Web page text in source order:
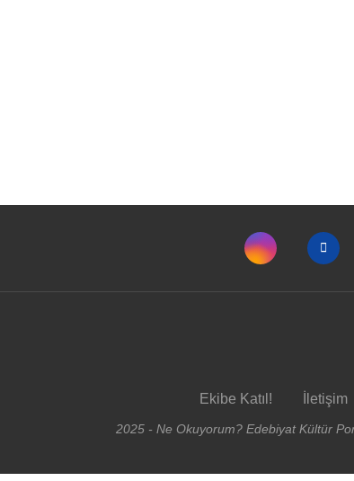
Ekibe Katıl! İletişim
2025 - Ne Okuyorum? Edebiyat Kültür